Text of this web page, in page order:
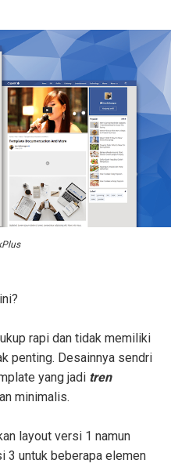
rapi dan tidak memiliki
penting. Desainnya sendri
yang jadi tren
minimalis.
layout versi 1 namun
3 untuk beberapa elemen